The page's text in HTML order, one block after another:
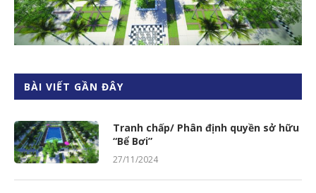
BÀI VIẾT GẦN ĐÂY
Tranh chấp/ Phân định quyền sở hữu
“Bể Bơi”
27/11/2024